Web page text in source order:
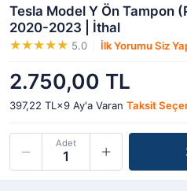
Tesla Model Y Ön Tampon
2020-2023 | İthal
5.0 İlk Yorumu Siz
2.750,00 TL
397,22 TL×9 Ay'a Varan Taksit
Adet